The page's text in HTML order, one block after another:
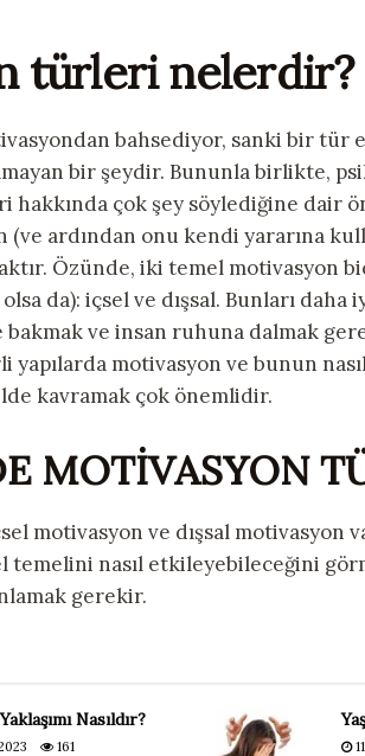
türleri nelerdir?
bahsediyor, sanki bir tür
bir şeydir. Bununla birlikte,
hakkında çok şey söylediğine dair
(ve ardından onu kendi yararına
Özünde, iki temel motivasyon
da): içsel ve dışsal. Bunları daha
ve insan ruhuna dalmak
motivasyon ve bunun
kavramak çok önemlidir.
MOTİVASYON
motivasyon ve dışsal motivasyon
temelini nasıl etkileyebileceğini
gerekir.
Nasıldır?
161